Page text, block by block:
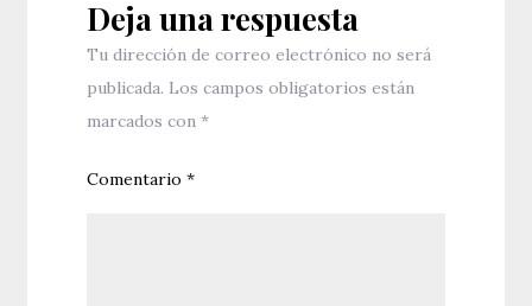
Deja una respuesta
Tu dirección de correo electrónico no será
publicada. Los campos obligatorios están
marcados con*
Comentario*